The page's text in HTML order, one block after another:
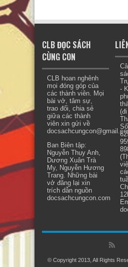
CLB ĐỌC SÁCH
CÙNG CON
CLB hoan nghênh
mọi đóng góp của
các thành viên. Mọi
bài vở, tâm sự,
trao đổi, chia sẻ
giữa các thành
viên xin gửi về
Ban Biên tập:
Nguyễn Thụy Anh,
Dương Xuân Trà
My, Nguyễn Hương
Trang. Những bài
vở đăng lại xin
trích dẫn nguồn
docsachcungcon.com
-
© Copyright 2013, All Rights